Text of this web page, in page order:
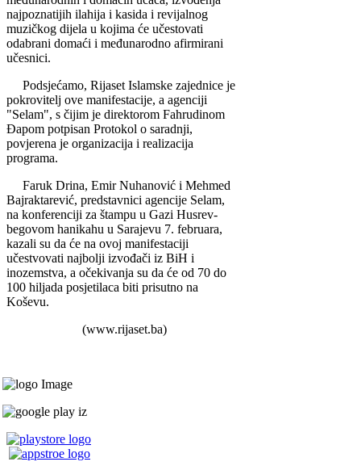
najpoznatijih ilahija i kasida i revijalnog
muzičkog dijela u kojima će učestovati
odabrani domaći i međunarodno afirmirani
učesnici.
Podsjećamo, Rijaset Islamske zajednice je
pokrovitelj ove manifestacije, a agenciji
"Selam", s čijim je direktorom Fahrudinom
Đapom potpisan Protokol o saradnji,
povjerena je organizacija i realizacija
programa.
Faruk Drina, Emir Nuhanović i Mehmed
Bajraktarević, predstavnici agencije Selam,
na konferenciji za štampu u Gazi Husrev-
begovom hanikahu u Sarajevu 7. februara,
kazali su da će na ovoj manifestaciji
učestvovati najbolji izvođači iz BiH i
inozemstva, a očekivanja su da će od 70 do
100 hiljada posjetilaca biti prisutno na
Koševu.
(www.rijaset.ba)